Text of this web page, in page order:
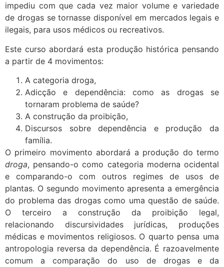
impediu com que cada vez maior volume e variedade
de drogas se tornasse disponível em mercados legais e
ilegais, para usos médicos ou recreativos.
Este curso abordará esta produção histórica pensando
a partir de 4 movimentos:
A categoria droga,
Adicção e dependência: como as drogas se
tornaram problema de saúde?
A construção da proibição,
Discursos sobre dependência e produção da
família.
O primeiro movimento abordará a produção do termo
droga, pensando-o como categoria moderna ocidental
e comparando-o com outros regimes de usos de
plantas. O segundo movimento apresenta a emergência
do problema das drogas como uma questão de saúde.
O terceiro a construção da proibição legal,
relacionando discursividades jurídicas, produções
médicas e movimentos religiosos. O quarto pensa uma
antropologia reversa da dependência. É razoavelmente
comum a comparação do uso de drogas e da